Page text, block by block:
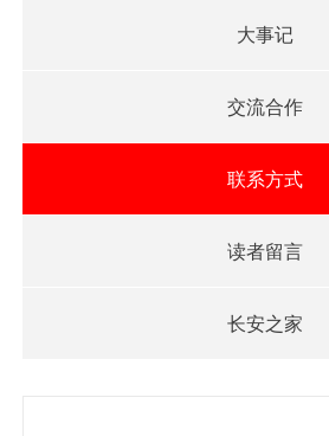
大事记
交流合作
联系方式
读者留言
长安之家